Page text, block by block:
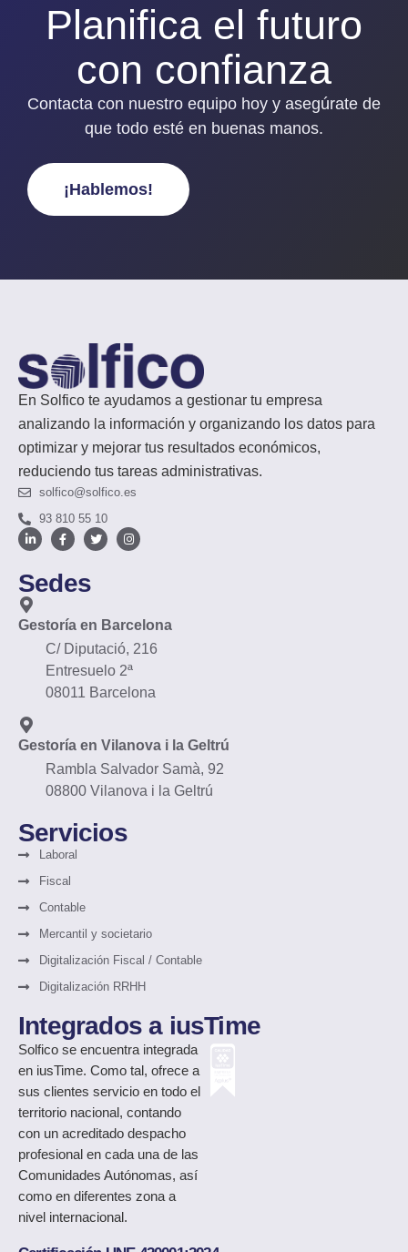
Planifica el futuro
con confianza
Contacta con nuestro equipo hoy y asegúrate de
que todo esté en buenas manos.
¡Hablemos!
En Solfico te ayudamos a gestionar tu empresa
analizando la información y organizando los datos para
optimizar y mejorar tus resultados económicos,
reduciendo tus tareas administrativas.
solfico@solfico.es
93 810 55 10
Sedes
Gestoría en Barcelona
C/ Diputació, 216
Entresuelo 2ª
08011 Barcelona
Gestoría en Vilanova i la Geltrú
Rambla Salvador Samà, 92
08800 Vilanova i la Geltrú
Servicios
Laboral
Fiscal
Contable
Mercantil y societario
Digitalización Fiscal / Contable
Digitalización RRHH
Integrados a iusTime
Solfico se encuentra integrada
en iusTime. Como tal, ofrece a
sus clientes servicio en todo el
territorio nacional, contando
con un acreditado despacho
profesional en cada una de las
Comunidades Autónomas, así
como en diferentes zona a
nivel internacional.